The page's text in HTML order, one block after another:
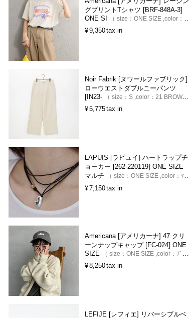
グプリントTシャツ [BRF-848A-3]
ONE SI
size： ONE SIZE color：
ﾄﾐｰﾙ
¥9,350tax in
Noir Fabrik [ヌワールファブリック]
ローウエストダブルニーパンツ
[IN23-
size： S color： 21 BROWN
¥5,775tax in
LAPUIS [ラピュイ] ハートラップチ
ョーカー [262-220119] ONE SIZE
マルチ
size： ONE SIZE color： ﾏﾙﾁ
¥7,150tax in
Americana [アメリカーナ] 47 クリ
ーンナップキャップ [FC-024] ONE
SIZE
size： ONE SIZE color： ﾌﾞﾗｯ
ｸ
¥8,250tax in
LEFIJE [レフィエ] リバーシブルベ